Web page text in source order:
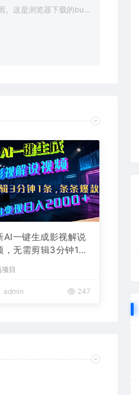
。这是浏览器下载的bu
AI一键生成影视解说
，无需剪辑3分钟1
入2000+
目
admin 247